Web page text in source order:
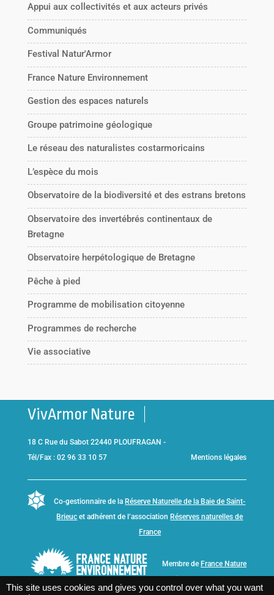
Appui aux collectivités et aux acteurs privés
Communiqués
Festival Natur'Armor
France Nature Environnement
Gestion des espaces naturels
Groupe patrimoine géologique
Le réseau des naturalistes costarmoricains
L’espèce du mois
Observatoire de la biodiversité et des estrans bretons
Observatoire des invertébrés continentaux de
Bretagne
Observatoire herpétologique de Bretagne
Pêche à pied
Programme de mobilisation citoyenne
Programmes de recherche
Vie associative
VivArmor Nature
18 C Rue du Sabot 22440 PLOUFRAGAN -
Tél/Fax : 02 96 33 10 57
Mentions légales
Co-gestionnaire de la Réserve Naturelle de la Baie de Saint-
Brieuc et adhérent de l’association Réserves naturelles de
France
Membre de France Nature
This site uses cookies and gives you control over what you want